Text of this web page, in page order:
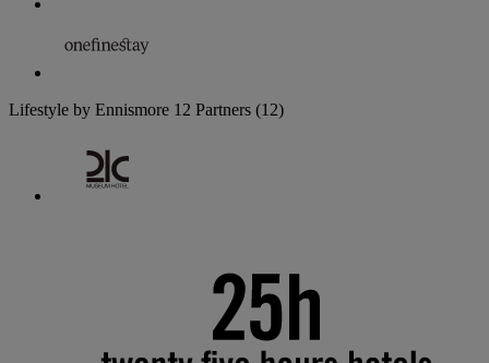
Lifestyle by Ennismore 12 Partners (12)